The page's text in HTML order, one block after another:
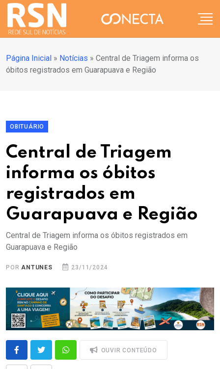
Página Inicial » Notícias » Central de Triagem informa os
óbitos registrados em Guarapuava e Região
OBITUÁRIO
Central de Triagem
informa os óbitos
registrados em
Guarapuava e Região
Central de Triagem informa os óbitos registrados em
Guarapuava e Região
PORANTUNES 23/11/2024
OUVIR CONTEÚDO